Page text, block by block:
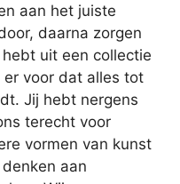
aan het juiste
daarna zorgen
uit een collectie
voor dat alles tot
Jij hebt nergens
terecht voor
vormen van kunst
aan